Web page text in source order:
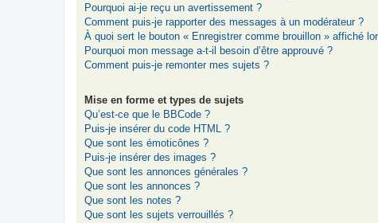
Pourquoi ai-je reçu un avertissement ?
Comment puis-je rapporter des messages à un modérateur ?
À quoi sert le bouton « Enregistrer comme brouillon » affiché
Pourquoi mon message a-t-il besoin d’être approuvé ?
Comment puis-je remonter mes sujets ?
Mise en forme et types de sujets
Qu’est-ce que le BBCode ?
Puis-je insérer du code HTML ?
Que sont les émoticônes ?
Puis-je insérer des images ?
Que sont les annonces générales ?
Que sont les annonces ?
Que sont les notes ?
Que sont les sujets verrouillés ?